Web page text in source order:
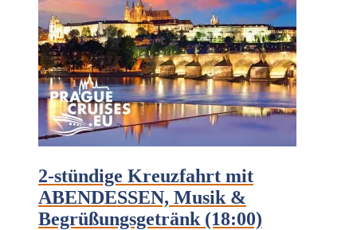
2-stündige Kreuzfahrt mit
ABENDESSEN, Musik &
Begrüßungsgetränk (18:00)